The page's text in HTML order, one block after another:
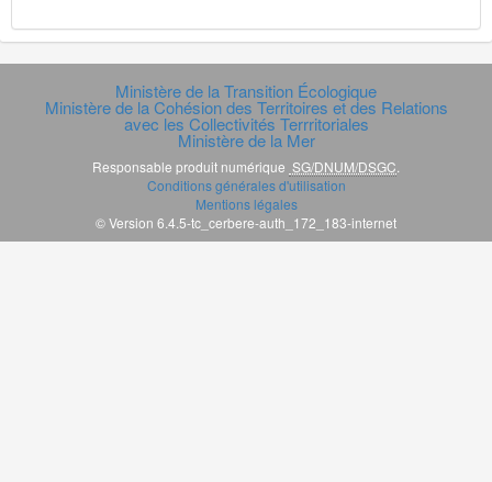
Ministère de la Transition Écologique
Ministère de la Cohésion des Territoires et des Relations
avec les Collectivités Terrritoriales
Ministère de la Mer
Responsable produit numérique SG/DNUM/DSGC.
Conditions générales d'utilisation
Mentions légales
© Version 6.4.5-tc_cerbere-auth_172_183-internet